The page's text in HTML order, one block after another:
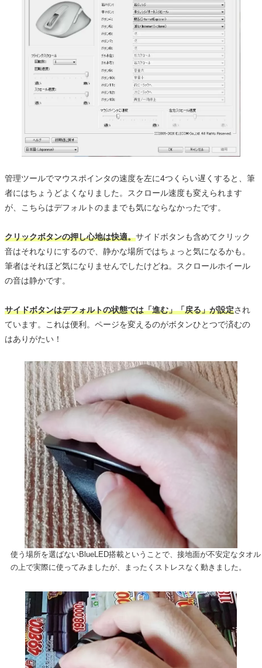
管理ツールでマウスポインタの速度を左に4つくらい遅くすると、筆
者にはちょうどよくなりました。スクロール速度も変えられます
が、こちらはデフォルトのままでも気にならなかったです。
クリックボタンの押し心地は快適。サイドボタンも含めてクリック
音はそれなりにするので、静かな場所ではちょっと気になるかも。
筆者はそれほど気になりませんでしたけどね。スクロールホイール
の音は静かです。
サイドボタンはデフォルトの状態では「進む」「戻る」が設定され
ています。これは便利。ページを変えるのがボタンひとつで済むの
はありがたい！
使う場所を選ばないBlueLED搭載ということで、接地面が不安定なタオル
の上で実際に使ってみましたが、まったくストレスなく動きました。